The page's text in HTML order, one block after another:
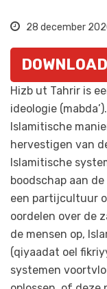
28 december
Hizb ut Tahrir is
ideologie
Islamitische
hervestigen van
Islamitische
boodschap aan
een partijcultuur
oordelen over de
de mensen op,
(qiyaadat oel
systemen